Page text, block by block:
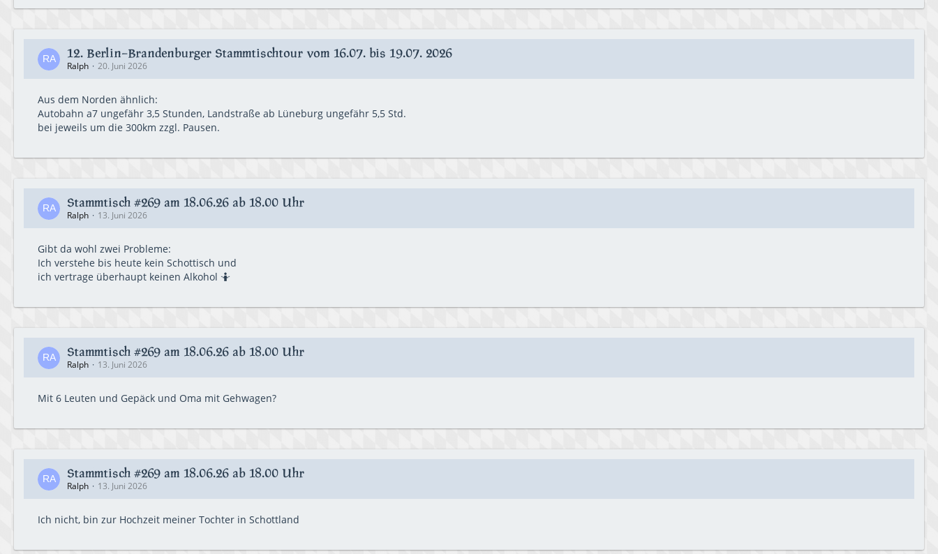
12. Berlin-Brandenburger Stammtischtour vom 16.07. bis 19.07. 2026
Ralph 20. Juni 2026
Aus dem Norden ähnlich:
Autobahn a7 ungefähr 3,5 Stunden, Landstraße ab Lüneburg ungefähr 5,5 Std.
bei jeweils um die 300km zzgl. Pausen.
Stammtisch #269 am 18.06.26 ab 18.00 Uhr
Ralph 13. Juni 2026
Gibt da wohl zwei Probleme:
Ich verstehe bis heute kein Schottisch und
ich vertrage überhaupt keinen Alkohol 🤷
Stammtisch #269 am 18.06.26 ab 18.00 Uhr
Ralph 13. Juni 2026
Mit 6 Leuten und Gepäck und Oma mit Gehwagen?
Stammtisch #269 am 18.06.26 ab 18.00 Uhr
Ralph 13. Juni 2026
Ich nicht, bin zur Hochzeit meiner Tochter in Schottland